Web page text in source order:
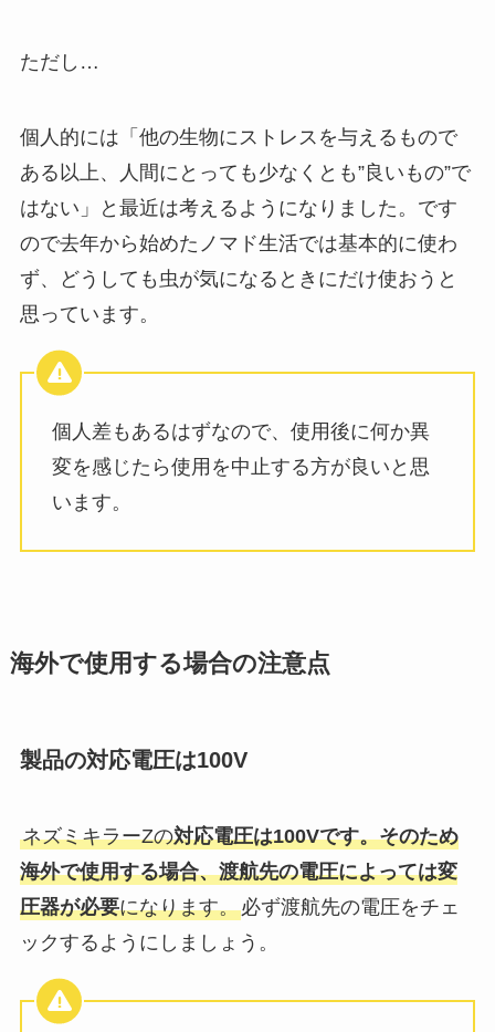
ただし…
個人的には「他の生物にストレスを与えるもので
ある以上、人間にとっても少なくとも”良いもの”で
はない」と最近は考えるようになりました。です
ので去年から始めたノマド生活では基本的に使わ
ず、どうしても虫が気になるときにだけ使おうと
思っています。
個人差もあるはずなので、使用後に何か異
変を感じたら使用を中止する方が良いと思
います。
海外で使用する場合の注意点
製品の対応電圧は100V
ネズミキラーZの対応電圧は100Vです。そのため
海外で使用する場合、渡航先の電圧によっては変
圧器が必要になります。必ず渡航先の電圧をチェ
ックするようにしましょう。